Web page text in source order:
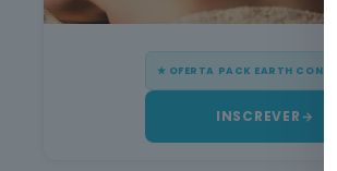
★ OFERTA PACK EARTH
INSCREVER